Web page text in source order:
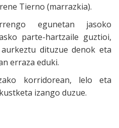
Tierno (marrazkia).
egunetan jasoko
parte-hartzaile guztioi,
dituzue denok eta
erraza eduki.
korridorean, lelo eta
izango duzue.